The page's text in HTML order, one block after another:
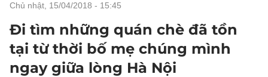
chủ nhật, 15/04/2018 - 15:45
Đi tìm những quán chè đã tồn
tại từ thời bố mẹ chúng mình
ngay giữa lòng Hà Nội